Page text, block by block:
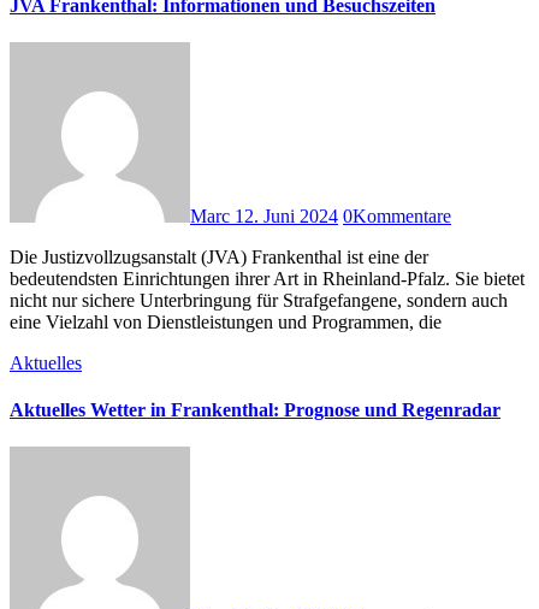
JVA Frankenthal: Informationen und Besuchszeiten
Marc 12. Juni 2024 0Kommentare
Die Justizvollzugsanstalt (JVA) Frankenthal ist eine der
bedeutendsten Einrichtungen ihrer Art in Rheinland-Pfalz. Sie bietet
nicht nur sichere Unterbringung für Strafgefangene, sondern auch
eine Vielzahl von Dienstleistungen und Programmen, die
Aktuelles
Aktuelles Wetter in Frankenthal: Prognose und Regenradar